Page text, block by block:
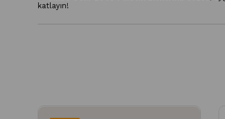
katlayın!